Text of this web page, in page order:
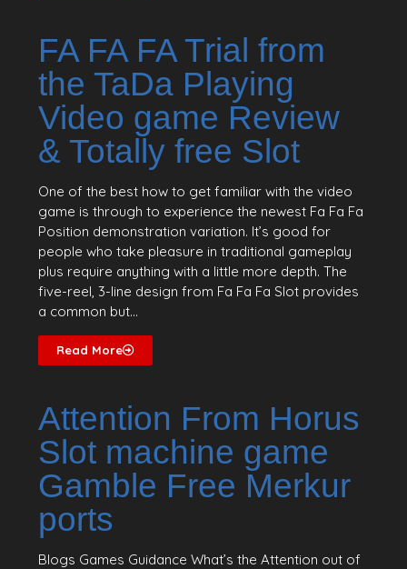
FA FA FA Trial from
the TaDa Playing
Video game Review
& Totally free Slot
One of the best how to get familiar with the video
game is through to experience the newest Fa Fa Fa
Position demonstration variation. It’s good for
people who take pleasure in traditional gameplay
plus require anything with a little more depth. The
five-reel, 3-line design from Fa Fa Fa Slot provides
a common but...
Read More
Attention From Horus
Slot machine game
Gamble Free Merkur
ports
Blogs Games Guidance What’s the Attention out of